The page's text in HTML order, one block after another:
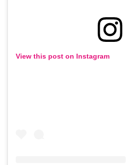
View this post on Instagram